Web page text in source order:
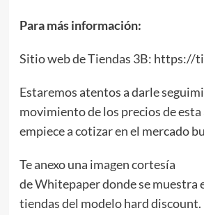
Para más información:
Sitio web de Tiendas 3B: https://
Estaremos atentos a darle
movimiento de los precios de
empiece a cotizar en el mercado
Te anexo una imagen cortesía
de Whitepaper donde se muestra
tiendas del modelo hard discount.